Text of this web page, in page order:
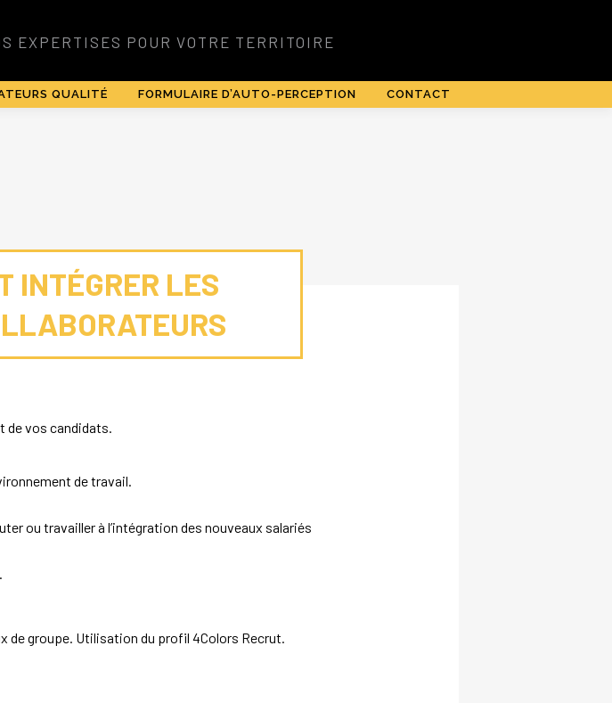
QUALITÉ FORMULAIRE D’AUTO-PERCEPTION CONTACT
INTÉGRER LES
de vos candidats.
de travail.
ou travailler à l’intégration des nouveaux salariés
de groupe. Utilisation du profil 4Colors Recrut.